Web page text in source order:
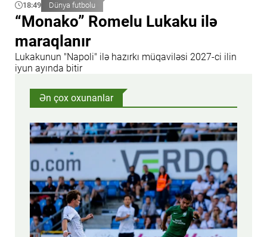
18:49 Dünya futbolu
“Monako” Romelu Lukaku ilə
maraqlanır
Lukakunun "Napoli" ilə hazırkı müqaviləsi 2027-ci ilin
iyun ayında bitir
Ən çox oxunanlar